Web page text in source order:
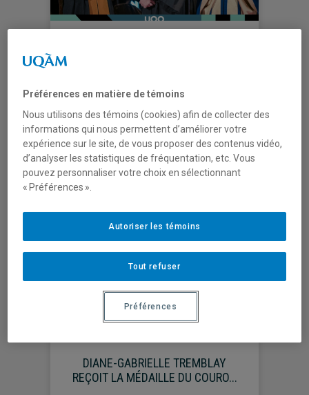
28 novembre 2025
DIANE-GABRIELLE TREMBLAY
REÇOIT LA MÉDAILLE DU COURO...
Préférences en matière de témoins
Nous utilisons des témoins (cookies) afin de collecter des
informations qui nous permettent d’améliorer votre
expérience sur le site, de vous proposer des contenus vidéo,
d’analyser les statistiques de fréquentation, etc. Vous
pouvez personnaliser votre choix en sélectionnant
« Préférences ».
Tout refuser
Autoriser les témoins
Préférences